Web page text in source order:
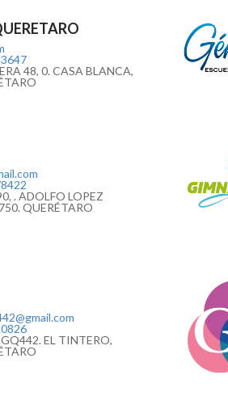
48, 0. CASA BLANCA,
. ADOLFO LOPEZ
QUERÉTARO
EL TINTERO,